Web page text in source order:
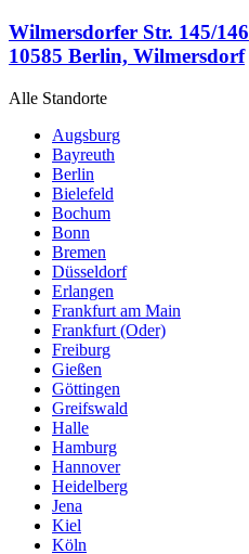
Wilmersdorfer Str. 145/146
10585 Berlin, Wilmersdorf
Alle Standorte
Augsburg
Bayreuth
Berlin
Bielefeld
Bochum
Bonn
Bremen
Düsseldorf
Erlangen
Frankfurt am Main
Frankfurt (Oder)
Freiburg
Gießen
Göttingen
Greifswald
Halle
Hamburg
Hannover
Heidelberg
Jena
Kiel
Köln